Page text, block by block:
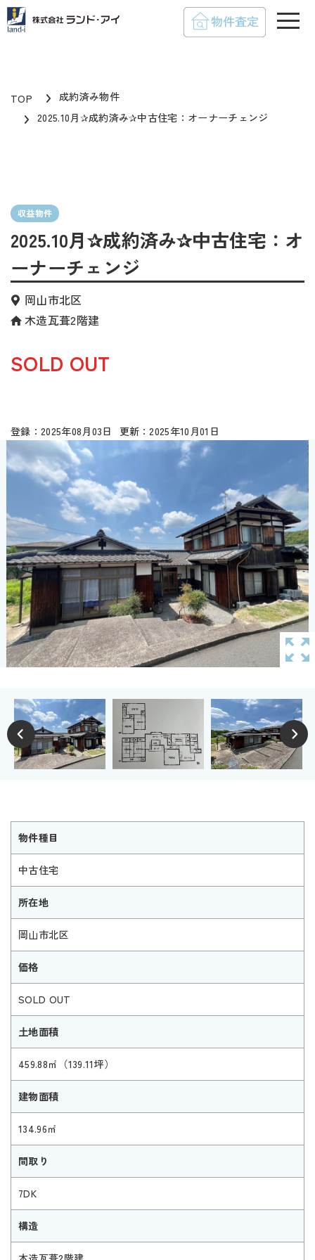
TOP
成約済み物件
2025.10月✰成約済み✰中古住宅：オーナーチェンジ
収益物件
2025.10月✰成約済み✰中古住宅：オ
ーナーチェンジ
岡山市北区
木造瓦葺2階建
SOLD OUT
2025年08月03日 2025年10月01日
物件種目
中古住宅
所在地
岡山市北区
価格
SOLD OUT
土地面積
459.88㎡（139.11坪）
建物面積
134.96㎡
間取り
7DK
構造